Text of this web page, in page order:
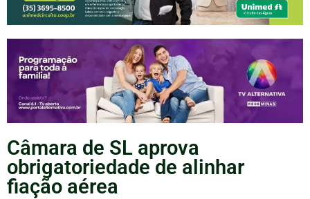
Câmara de SL aprova
obrigatoriedade de alinhar
fiação aérea